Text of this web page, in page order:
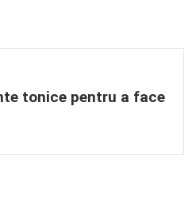
tonice pentru a face